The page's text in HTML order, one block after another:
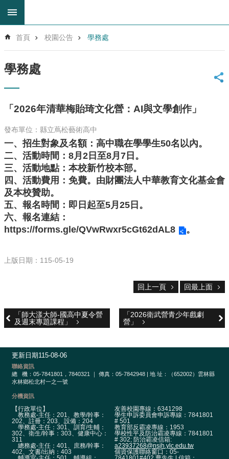
跳到主要內容區塊
階
搜
首
頁
站
覽
雲
林
縣
教
育
網
校
入
園
公
主
選
單
認
識
本
校
行
首頁 校園公告 學務處
學務處
「2026年清華梅貽琦文化營：AI與文學創作」
發布單位：縣立蔦松藝術高中
一、招生對象及名額：高中職在學學生50名以內。
二、活動時間：8月2日至8月7日。
三、活動地點：本校新竹校本部。
四、活動費用：免費。由財團法人中華教育文化基金會
及本校贊助。
五、報名時間：即日起至5月25日。
六、報名連結：
https://forms.gle/QVwRwxr5cGt62dAL8
。
上版日期：115-05-19
回上一頁 回最上面
「師大漾大師-國高中夏令營
及週末專題課程」
「2026衛武營青少年戲劇
營」
更新日期115-08-06
聯絡資訊
總
機：05-7841801，7840321 ｜ 傳真：05-7842948 | 地 址：（652002）雲林縣
水林鄉松北村一之一號
分機資訊
【行政單位】
教務處-主任：201、教學/幹事：
202、註冊：203、設備：204
學務處-主任：301、訓育/生輔：
302、衛生/幹事：303、健康中心：
311
總務處-主任：401、庶務/幹事：
402、文書/出納：403
友善校園專線：6341298
學生申訴委員會申訴專線：7841801
# 501
教育部反霸凌專線：1953
學校性平及防治霸凌專線：7841801
# 302; 防治霸凌信箱:
a23937268@nsjh.ylc.edu.tw
個資保護聯絡窗口：05-